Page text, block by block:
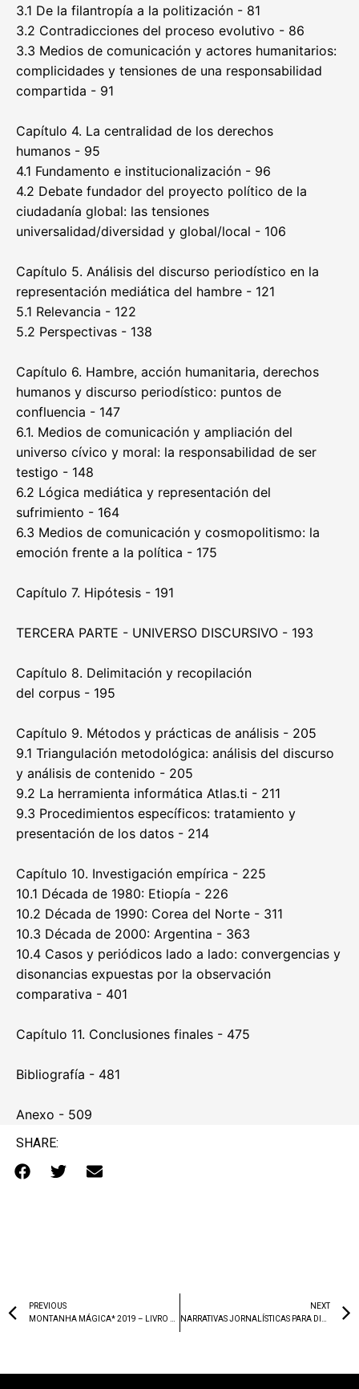
3.1 De la filantropía a la politización - 81
3.2 Contradicciones del proceso evolutivo - 86
3.3 Medios de comunicación y actores humanitarios:
complicidades y tensiones de una responsabilidad
compartida - 91
Capítulo 4. La centralidad de los derechos
humanos - 95
4.1 Fundamento e institucionalización - 96
4.2 Debate fundador del proyecto político de la
ciudadanía global: las tensiones
universalidad/diversidad y global/local - 106
Capítulo 5. Análisis del discurso periodístico en la
representación mediática del hambre - 121
5.1 Relevancia - 122
5.2 Perspectivas - 138
Capítulo 6. Hambre, acción humanitaria, derechos
humanos y discurso periodístico: puntos de
confluencia - 147
6.1. Medios de comunicación y ampliación del
universo cívico y moral: la responsabilidad de ser
testigo - 148
6.2 Lógica mediática y representación del
sufrimiento - 164
6.3 Medios de comunicación y cosmopolitismo: la
emoción frente a la política - 175
Capítulo 7. Hipótesis - 191
TERCERA PARTE - UNIVERSO DISCURSIVO - 193
Capítulo 8. Delimitación y recopilación
del corpus - 195
Capítulo 9. Métodos y prácticas de análisis - 205
9.1 Triangulación metodológica: análisis del discurso
y análisis de contenido - 205
9.2 La herramienta informática Atlas.ti - 211
9.3 Procedimientos específicos: tratamiento y
presentación de los datos - 214
Capítulo 10. Investigación empírica - 225
10.1 Década de 1980: Etiopía - 226
10.2 Década de 1990: Corea del Norte - 311
10.3 Década de 2000: Argentina - 363
10.4 Casos y periódicos lado a lado: convergencias y
disonancias expuestas por la observación
comparativa - 401
Capítulo 11. Conclusiones finales - 475
Bibliografía - 481
Anexo - 509
SHARE:
PREVIOUS
NEXT